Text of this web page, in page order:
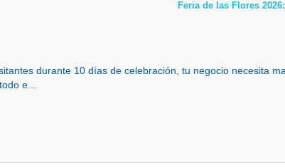
Feria de las Flores
durante 10 días de celebración, tu negocio necesita
e...